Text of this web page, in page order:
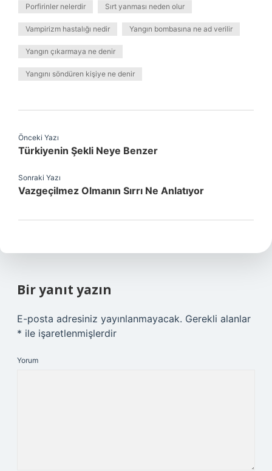
Porfirinler nelerdir Sırt yanması neden olur
Vampirizm hastalığı nedir Yangın bombasına ne ad verilir
Yangın çıkarmaya ne denir
Yangını söndüren kişiye ne denir
Önceki Yazı
Türkiyenin Şekli Neye Benzer
Sonraki Yazı
Vazgeçilmez Olmanın Sırrı Ne Anlatıyor
Bir yanıt yazın
E-posta adresiniz yayınlanmayacak. Gerekli alanlar
* ile işaretlenmişlerdir
Yorum